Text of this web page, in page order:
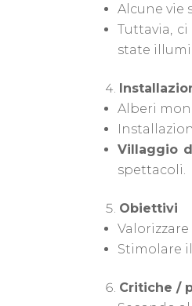
Alcune vie
Tuttavia,
state
Alberi
Villaggio
spettacoli.
Obiettivi
Stimolare
Critiche /